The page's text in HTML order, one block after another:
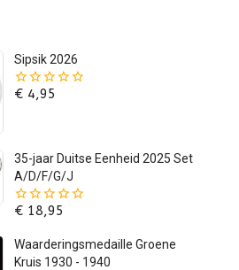
Sipsik 2026
0
€ 4,95
35-jaar Duitse Eenheid 2025 Set
A/D/F/G/J
0
de
5
€ 18,95
Waarderingsmedaille Groene
Kruis 1930 - 1940